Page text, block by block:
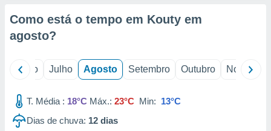
estudos
e
Como está o tempo em Kouty em
agosto?
Junho Julho Agosto Setembro Outubro Novembro
T. Média : 18°C Máx.: 23°C Min: 13°C
Dias de chuva: 12 dias